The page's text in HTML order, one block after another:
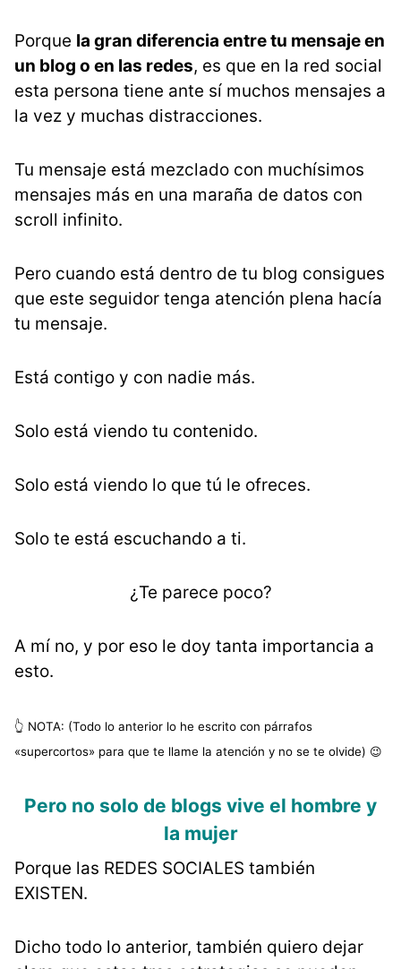
Porque la gran diferencia entre tu mensaje en
un blog o en las redes, es que en la red social
esta persona tiene ante sí muchos mensajes a
la vez y muchas distracciones.
Tu mensaje está mezclado con muchísimos
mensajes más en una maraña de datos con
scroll infinito.
Pero cuando está dentro de tu blog consigues
que este seguidor tenga atención plena hacía
tu mensaje.
Está contigo y con nadie más.
Solo está viendo tu contenido.
Solo está viendo lo que tú le ofreces.
Solo te está escuchando a ti.
¿Te parece poco?
A mí no, y por eso le doy tanta importancia a
esto.
👆 NOTA: (Todo lo anterior lo he escrito con párrafos
«supercortos» para que te llame la atención y no se te olvide) 😉
Pero no solo de blogs vive el hombre y
la mujer
Porque las REDES SOCIALES también
EXISTEN.
Dicho todo lo anterior, también quiero dejar